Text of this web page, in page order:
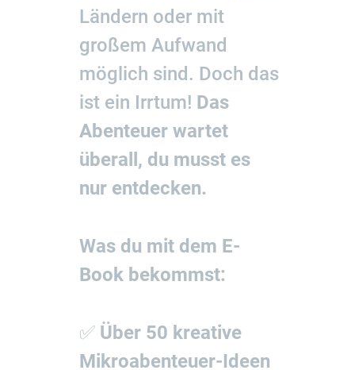
Ländern oder mit
großem Aufwand
möglich sind. Doch das
ist ein Irrtum! Das
Abenteuer wartet
überall, du musst es
nur entdecken.
Was du mit dem E-
Book bekommst:
✅ Über 50 kreative
Mikroabenteuer-Ideen